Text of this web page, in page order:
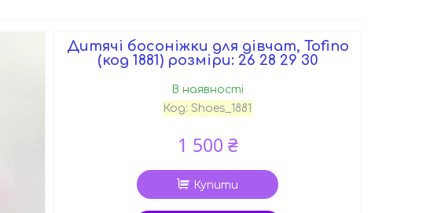
Дитячі босоніжки для дівчат, Tofino
(код 1881) розміри: 26 28 29 30
В наявності
Код: Shoes_1881
1 500 ₴
Купити